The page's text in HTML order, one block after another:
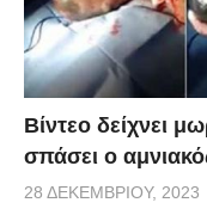
νομίζουμε;
Βίντεο δείχνει
σπάσει ο
28 ΔΕΚΕΜΒΡΊΟΥ, 2023